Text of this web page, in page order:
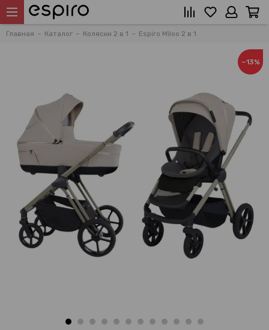
Главная Каталог Коляски 2 в 1 Espiro Miloo 2 в 1
−13%